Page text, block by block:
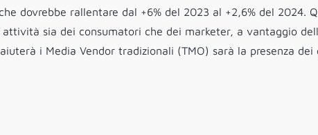
dovrebbe rallentare dal +6% del 2023 al +2,6% del 2024.
sia dei consumatori che dei marketer, a vantaggio
i Media Vendor tradizionali (TMO) sarà la presenza